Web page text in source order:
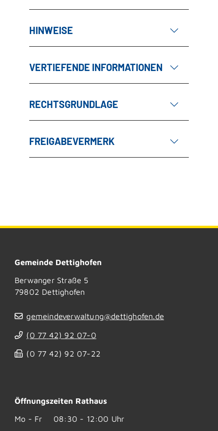
HINWEISE
VERTIEFENDE INFORMATIONEN
RECHTSGRUNDLAGE
FREIGABEVERMERK
Gemeinde Dettighofen
Berwanger Straße 5
79802 Dettighofen
gemeindeverwaltung@dettighofen.de
(0 77 42) 92 07-0
(0 77 42) 92 07-22
Öffnungszeiten Rathaus
Mo - Fr
08:30 - 12:00 Uhr